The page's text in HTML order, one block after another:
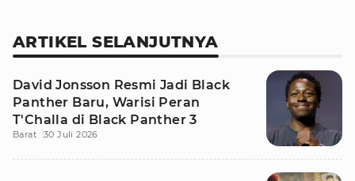
ARTIKEL SELANJUTNYA
David Jonsson Resmi Jadi Black
Panther Baru, Warisi Peran
T'Challa di Black Panther 3
Barat 30 Juli 2026